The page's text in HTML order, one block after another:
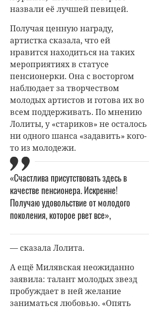
назвали её лучшей певицей.
Получая ценную награду,
артистка сказала, что ей
нравится находиться на таких
мероприятиях в статусе
пенсионерки. Она с восторгом
наблюдает за творчеством
молодых артистов и готова их во
всем поддерживать. По мнению
Лолиты, у «стариков» не осталось
ни одного шанса «задавить» кого-
то из молодежи.
«Счастлива присутствовать здесь в
качестве пенсионера. Искренне!
Получаю удовольствие от молодого
поколения, которое рвет все»,
— сказала Лолита.
А ещё Милявская неожиданно
заявила: талант молодых звезд
пробуждает в ней желание
заниматься любовью. «Опять